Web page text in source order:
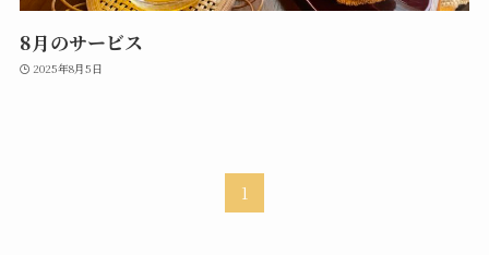
8月のサービス
2025年8月5日
1